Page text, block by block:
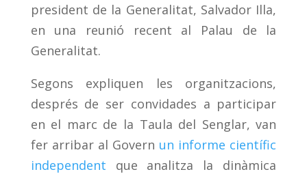
president de la Generalitat, Salvador Illa,
en una reunió recent al Palau de la
Generalitat.
Segons expliquen les organitzacions,
després de ser convidades a participar
en el marc de la Taula del Senglar, van
fer arribar al Govern un informe científic
independent que analitza la dinàmica